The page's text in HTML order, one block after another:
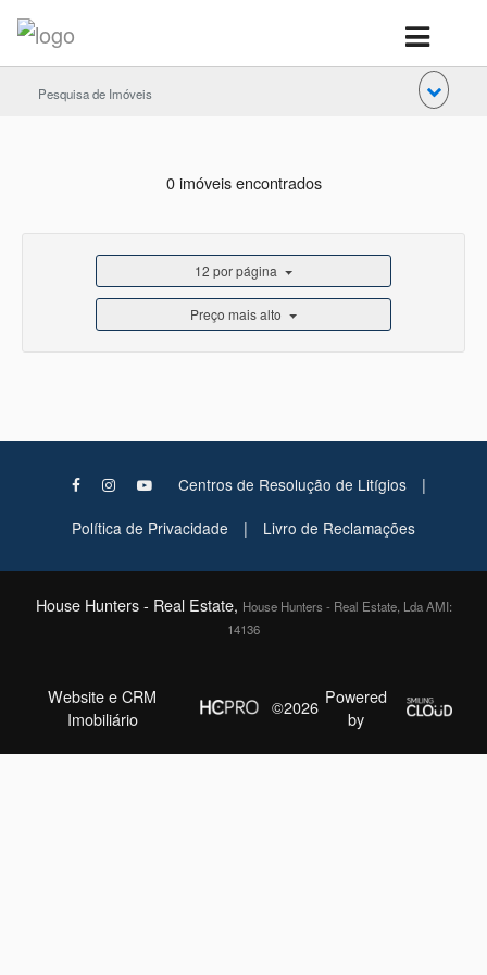
Pesquisa de Imóveis
0 imóveis encontrados
12 por página
Preço mais alto
Centros de Resolução de Litígios |
Política de Privacidade | Livro de Reclamações
House Hunters - Real Estate, House Hunters - Real Estate, Lda AMI:
14136
Website e CRM
Imobiliário
©2026 Powered
by